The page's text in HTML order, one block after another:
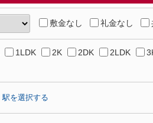
敷金なし 礼金なし
1LDK 2K 2DK 2LDK
駅を選択する